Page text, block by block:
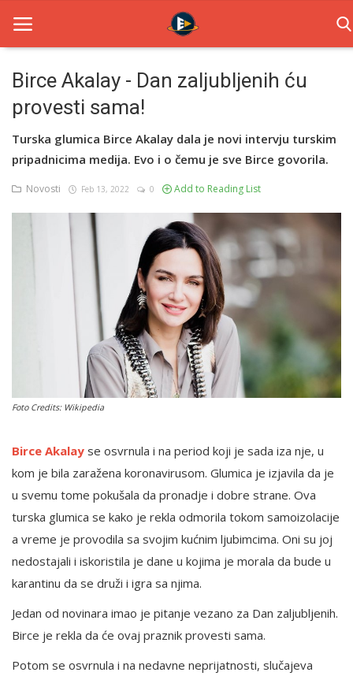
Home
Novosti
Filmovi
English
Birce Akalay - Dan zaljubljenih ću
provesti sama!
Turska glumica Birce Akalay dala je novi intervju turskim
pripadnicima medija. Evo i o čemu je sve Birce govorila.
Novosti Feb 13, 2022 0 Add to Reading List
Foto Credits: Wikipedia
Birce Akalay se osvrnula i na period koji je sada iza nje, u
kom je bila zaražena koronavirusom. Glumica je izjavila da je
u svemu tome pokušala da pronadje i dobre strane. Ova
turska glumica se kako je rekla odmorila tokom samoizolacije
a vreme je provodila sa svojim kućnim ljubimcima. Oni su joj
nedostajali i iskoristila je dane u kojima je morala da bude u
karantinu da se druži i igra sa njima.
Jedan od novinara imao je pitanje vezano za Dan zaljubljenih.
Birce je rekla da će ovaj praznik provesti sama.
Potom se osvrnula i na nedavne neprijatnosti, slučajeva